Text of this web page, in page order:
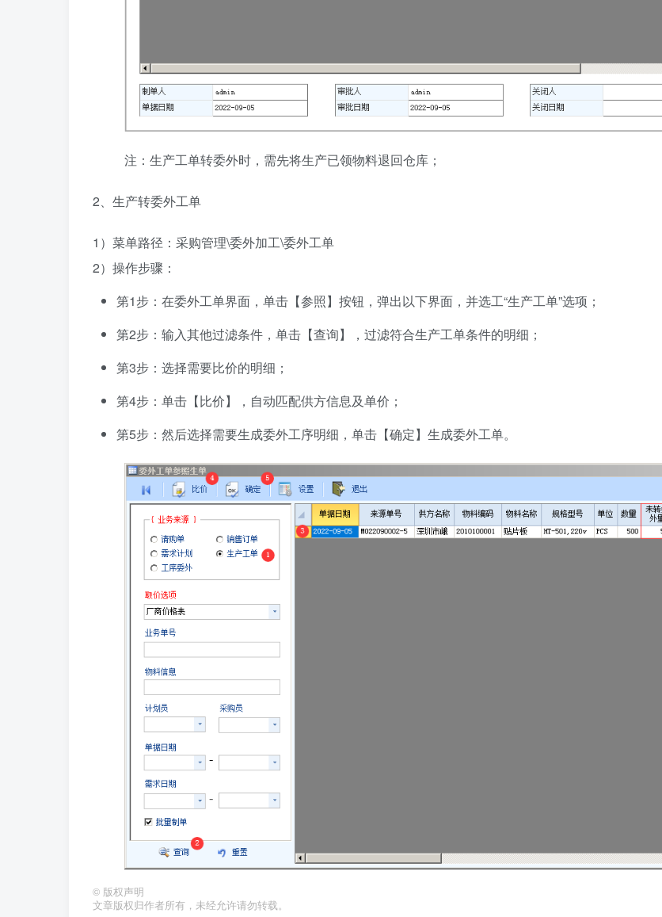
注：生产工单转委外时，需先将生产已领物料退回仓库；
2、生产转委外工单
1）菜单路径：采购管理\委外加工\委外工单
2）操作步骤：
第1步：在委外工单界面，单击【参照】按钮，弹出以下界面，并选工“生产工单”选项；
第2步：输入其他过滤条件，单击【查询】，过滤符合生产工单条件的明细；
第3步：选择需要比价的明细；
第4步：单击【比价】，自动匹配供方信息及单价；
第5步：然后选择需要生成委外工序明细，单击【确定】生成委外工单。
© 版权声明
文章版权归作者所有，未经允许请勿转载。